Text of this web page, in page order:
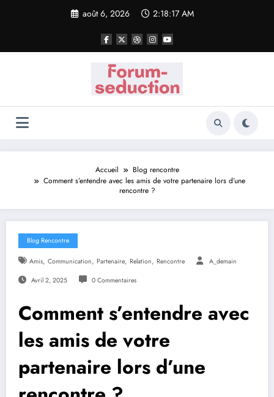
août 6, 2026 2:18:18 AM
Accueil
Blog rencontre
Comment s’entendre avec les amis de votre partenaire lors d’une
rencontre ?
Blog Rencontre
Amis, Communication, Partenaire, Relation, Rencontre A_demain
Avril 2, 2025 0 Commentaires
Comment s’entendre avec
les amis de votre
partenaire lors d’une